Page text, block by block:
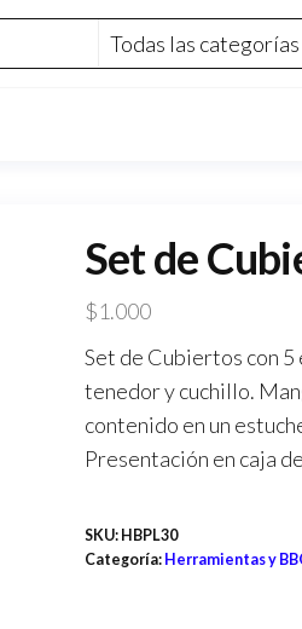
Set de
$1.000
Set de Cubiertos con
tenedor y cuchillo.
contenido en un
Presentación en caja
SKU: HBPL30
Categoría: Herramientas y